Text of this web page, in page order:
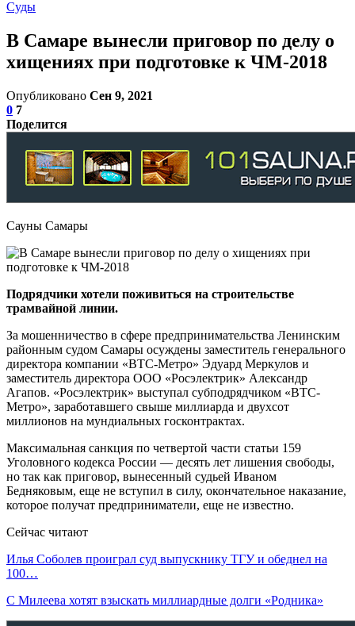
Суды
В Самаре вынесли приговор по делу о
хищениях при подготовке к ЧМ-2018
Опубликовано Сен 9, 2021
0 7
Поделится
Сауны Самары
Подрядчики хотели поживиться на строительстве
трамвайной линии.
За мошенничество в сфере предпринимательства Ленинским
районным судом Самары осуждены заместитель генерального
директора компании «ВТС-Метро» Эдуард Меркулов и
заместитель директора ООО «Росэлектрик» Александр
Агапов. «Росэлектрик» выступал субподрядчиком «ВТС-
Метро», заработавшего свыше миллиарда и двухсот
миллионов на мундиальных госконтрактах.
Максимальная санкция по четвертой части статьи 159
Уголовного кодекса России — десять лет лишения свободы,
но так как приговор, вынесенный судьей Иваном
Бедняковым, еще не вступил в силу, окончательное наказание,
которое получат предприниматели, еще не известно.
Сейчас читают
Илья Соболев проиграл суд выпускнику ТГУ и обеднел на
100…
С Милеева хотят взыскать миллиардные долги «Родника»